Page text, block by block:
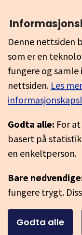
Denne nettsiden
som er en
fungere og
nettsiden. Les
Godta alle: For
basert på
en enkeltperson.
Bare
fungere trygt.
Godta alle